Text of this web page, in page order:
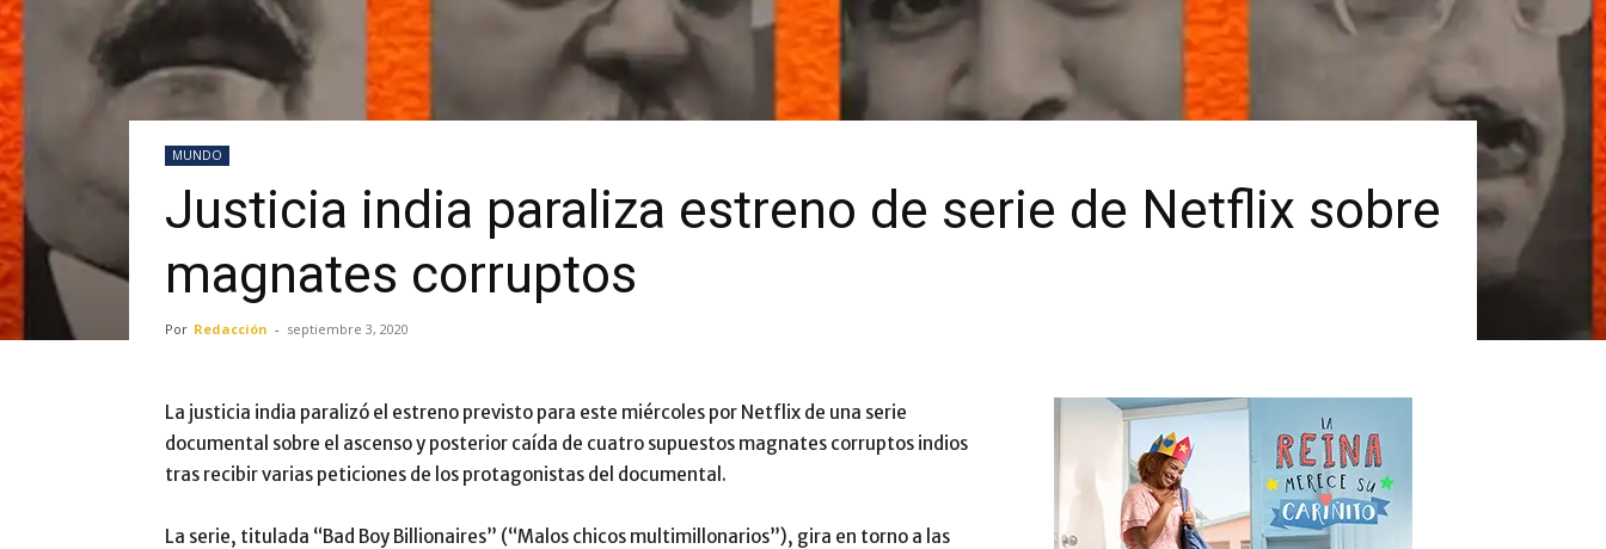
MUNDO
Justicia india paraliza estreno de serie de Netflix sobre
magnates corruptos
Por Redacción - septiembre 3, 2020
La justicia india paralizó el estreno previsto para este miércoles por Netflix de una serie
documental sobre el ascenso y posterior caída de cuatro supuestos magnates corruptos indios
tras recibir varias peticiones de los protagonistas del documental.
La serie, titulada “Bad Boy Billionaires” (“Malos chicos multimillonarios”), gira en torno a las